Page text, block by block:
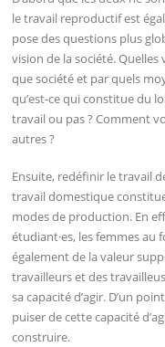
le travail reproductif est
pose des questions plus
vision de la société.
que société et par quels
qu’est-ce qui constitue du
travail ou pas ? Comment
autres ?
Ensuite, redéfinir le travail
travail domestique
modes de production. En
étudiant·es, les femmes
également de la valeur
travailleurs et des
sa capacité d’agir. D’un
puiser de cette capacité
construire.